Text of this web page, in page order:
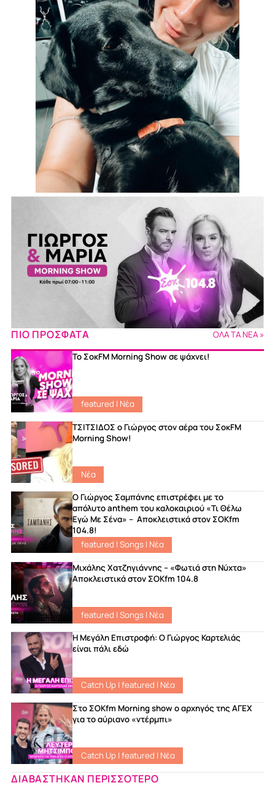
ΠΙΟ ΠΡΟΣΦΑΤΑ ΟΛΑ ΤΑ ΝΕΑ »
Το ΣοκFM Morning Show σε ψάχνει!
featured | Νέα
ΤΣΙΤΣΙΔΟΣ ο Γιώργος στον αέρα του ΣοκFM
Morning Show!
Νέα
Ο Γιώργος Σαμπάνης επιστρέφει με το
απόλυτο anthem του καλοκαιριού «Τι Θέλω
Εγώ Με Σένα» – Αποκλειστικά στον ΣΟΚfm
104.8!
featured |Songs| Νέα
Μιχάλης Χατζηγιάννης – «Φωτιά στη Νύχτα»
Αποκλειστικά στον ΣΟΚfm 104.8
featured |Songs| Νέα
Η Μεγάλη Επιστροφή: Ο Γιώργος Καρτελιάς
είναι πάλι εδώ
Catch Up|featured | Νέα
Στο ΣΟKfm Morning show ο αρχηγός της ΑΓΕΧ
για το αύριανο «ντέρμπι»
Catch Up|featured | Νέα
ΔΙΑΒΑΣΤΗΚΑΝ ΠΕΡΙΣΣΟΤΕΡΟ